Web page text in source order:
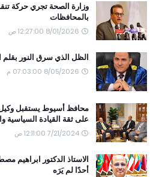
وزارة الصحة تجري حركة
بالمحافظات
8/01/2026 12:27:00 ص
الظل الذي سرق النور بقلم
8/05/2026 07:03:00 م
محافظ أسيوط يستقبل وكيل
على ثقة القيادة السياسية
7/21/2024 12:11:00 ص
الاستاذ الدكتور ابراهيم
أحدًا لم يَرَه